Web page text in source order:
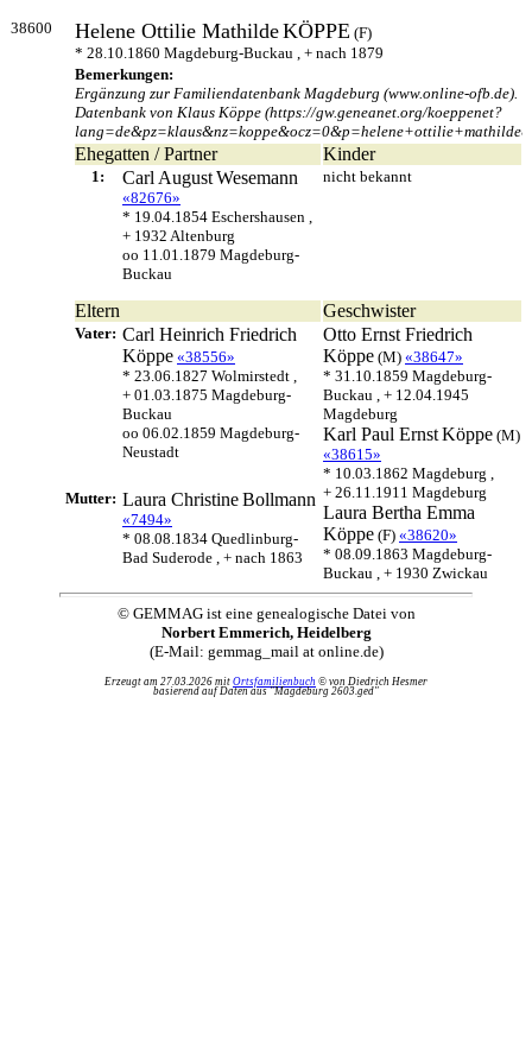
38600 Helene Ottilie MathildeKÖPPE (F)
* 28.10.1860 Magdeburg-Buckau , + nach 1879
Bemerkungen:
Ergänzung zur Familiendatenbank Magdeburg (www.online-ofb.de).
Datenbank von Klaus Köppe (https://gw.geneanet.org/koeppenet?
Ehegatten / Partner Kinder
1: Carl AugustWesemann
«82676»
* 19.04.1854 Eschershausen ,
+ 1932 Altenburg
oo 11.01.1879 Magdeburg-
Buckau
nicht bekannt
Eltern Geschwister
Vater: Carl Heinrich Friedrich
Köppe «38556»
* 23.06.1827 Wolmirstedt ,
+ 01.03.1875 Magdeburg-
Buckau
oo 06.02.1859 Magdeburg-
Neustadt
Otto Ernst Friedrich
Köppe (M) «38647»
* 31.10.1859 Magdeburg-
Buckau , + 12.04.1945
Magdeburg
Karl Paul ErnstKöppe (M)
«38615»
* 10.03.1862 Magdeburg ,
+ 26.11.1911 Magdeburg
Laura Bertha Emma
Köppe (F) «38620»
* 08.09.1863 Magdeburg-
Buckau , + 1930 Zwickau
Mutter: Laura ChristineBollmann
«7494»
* 08.08.1834 Quedlinburg-
Bad Suderode , + nach 1863
© GEMMAG ist eine genealogische Datei von
Norbert Emmerich, Heidelberg
(E-Mail: gemmag_mail at online.de)
Erzeugt am 27.03.2026 mit Ortsfamilienbuch © von Diedrich Hesmer
basierend auf Daten aus "Magdeburg 2603.ged"